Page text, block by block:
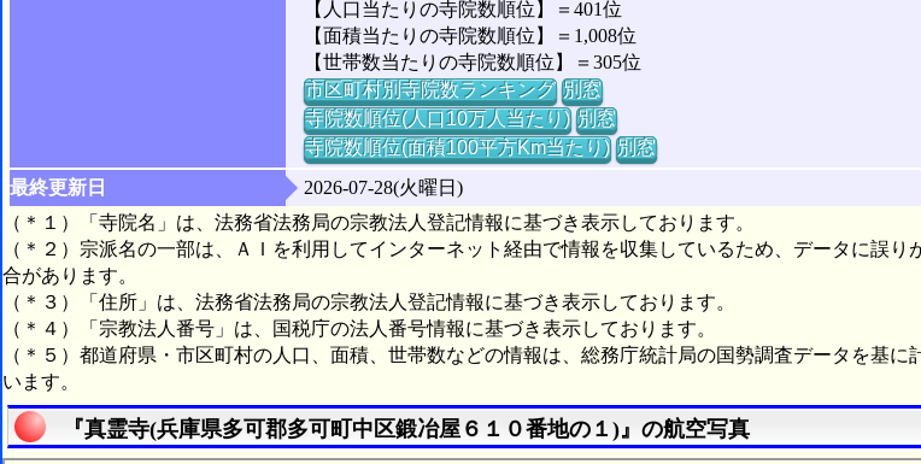
【人口当たりの寺院数順位】＝401位
【面積当たりの寺院数順位】＝1,008位
【世帯数当たりの寺院数順位】＝305位
市区町村別寺院数ランキング 別窓
寺院数順位(人口10万人当たり) 別窓
寺院数順位(面積100平方Km当たり) 別窓
最終更新日
2026-07-28(火曜日)
（＊１）「寺院名」は、法務省法務局の宗教法人登記情報に基づき表示しております。
（＊２）宗派名の一部は、ＡＩを利用してインターネット経由で情報を収集しているため、データに誤り
合があります。
（＊３）「住所」は、法務省法務局の宗教法人登記情報に基づき表示しております。
（＊４）「宗教法人番号」は、国税庁の法人番号情報に基づき表示しております。
（＊５）都道府県・市区町村の人口、面積、世帯数などの情報は、総務庁統計局の国勢調査データを基に
います。
『真霊寺(兵庫県多可郡多可町中区鍛冶屋６１０番地の１)』の航空写真